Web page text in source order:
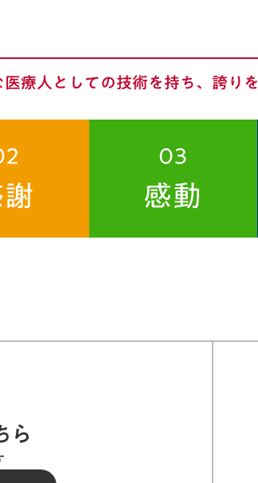
療人としての技術を持ち、誇り
03
感動